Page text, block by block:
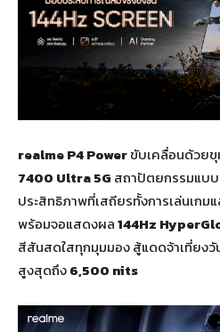
realme P4 Powerขับเคลื่อนด้วย
7400 Ultra 5G สถาปัตยกรรมแบ
ประสิทธิภาพที่เสถียรทั้งการเล่นเกม
พร้อมจอแสดงผล144Hz
สีสันสดใสทุกมุมมอง สู้แดดจ้าเที่ยง
สูงสุดถึง6,500 nits